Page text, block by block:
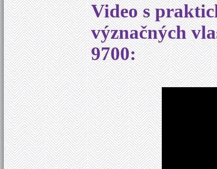
Video s
význačných
9700: